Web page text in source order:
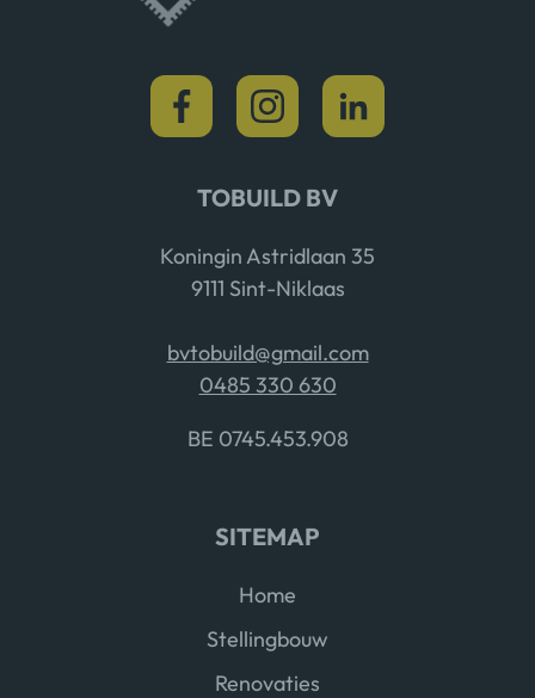
TOBUILD BV
Koningin Astridlaan 35
9111 Sint-Niklaas
bvtobuild@gmail.com
0485 330 630
BE 0745.453.908
SITEMAP
Home
Stellingbouw
Renovaties